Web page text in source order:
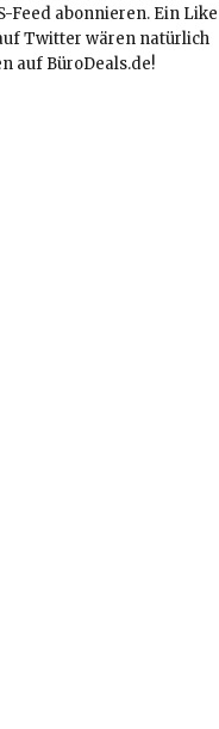
Feed abonnieren. Ein Like
Twitter wären natürlich
auf BüroDeals.de!